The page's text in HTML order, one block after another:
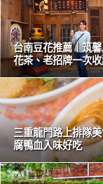
台南豆花推薦｜筑
花茶、老招牌一次
三重龍門路上排隊
腐鴨血入味好吃